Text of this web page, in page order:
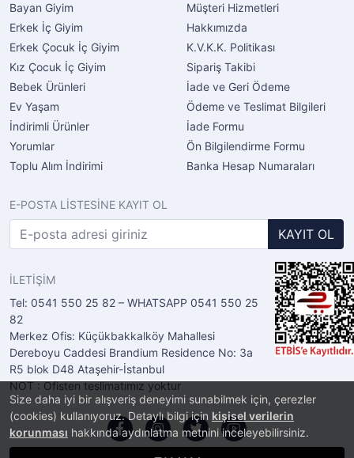
Size daha iyi bir alışveriş deneyimi sunabilmek için, çerezler
(cookies) kullanıyoruz. Detaylı bilgi için kişisel verilerin
korunması hakkında aydınlatma metnini inceleyebilirsiniz.
Bayan Giyim
Erkek İç Giyim
Erkek Çocuk İç Giyim
Kız Çocuk İç Giyim
Bebek Ürünleri
Ev Yaşam
İndirimli Ürünler
Yorumlar
Toplu Alım İndirimi
Müşteri Hizmetleri
Hakkımızda
K.V.K.K. Politikası
Sipariş Takibi
İade ve Geri Ödeme
Ödeme ve Teslimat Bilgileri
İade Formu
Ön Bilgilendirme Formu
Banka Hesap Numaraları
E-POSTA LİSTESİNE KAYIT OL
KAYIT OL
İLETİŞİM
Tel: 0541 550 25 82 – WHATSAPP 0541 550 25
82
Merkez Ofis: Küçükbakkalköy Mahallesi
Dereboyu Caddesi Brandium Residence No: 3a
R5 blok D48 Ataşehir-İstanbul
NOT : Ofisten teslimatımız yoktur